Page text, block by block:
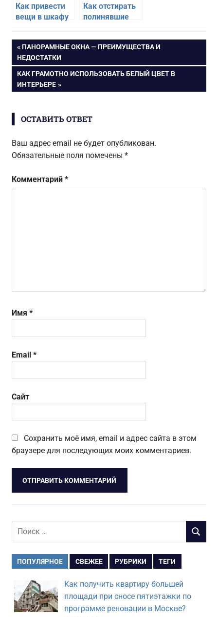
Как привести
вещи в шкафу
Как отстирать
полинявшие
вещи
Навигация
по
записям
ПРЕДЫДУЩАЯ
ЗАПИСЬ:
ПАНОРАМНЫЕ ОКНА — ПРЕИМУЩЕСТВА И
НЕДОСТАТКИ
СЛЕДУЮЩАЯ
ЗАПИСЬ:
КАК ГРАМОТНО ИСПОЛЬЗОВАТЬ БЕЛЫЙ ЦВЕТ В
ИНТЕРЬЕРЕ
ОСТАВИТЬ ОТВЕТ
Ваш адрес email не будет опубликован.
Обязательные поля помечены *
Комментарий *
Имя *
Email *
Сайт
Сохранить моё имя, email и адрес сайта в этом
браузере для последующих моих комментариев.
Поиск
ПОИСК
ПОПУЛЯРНОЕ СВЕЖЕЕ РУБРИКИ ТЕГИ
Как получить квартиру большей
площади при сносе пятиэтажки по
программе реновации в Москве?